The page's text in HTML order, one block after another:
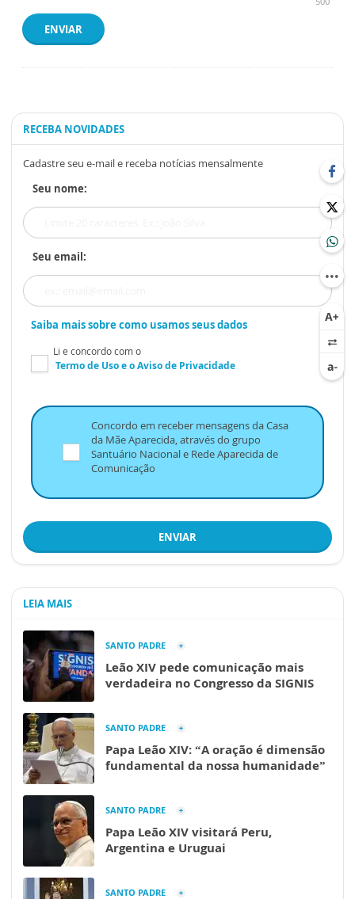
ENVIAR
RECEBA NOVIDADES
Cadastre seu e-mail e receba notícias mensalmente
Seu nome:
Seu email:
Saiba mais sobre como usamos seus dados
Li e concordo com o
Termo de Usoe oAviso de Privacidade
Concordo em receber mensagens da Casa
da Mãe Aparecida, através do grupo
Santuário Nacional e Rede Aparecida de
Comunicação
ENVIAR
LEIA MAIS
SANTO PADRE
Leão XIV pede comunicação mais
verdadeira no Congresso da SIGNIS
SANTO PADRE
Papa Leão XIV: “A oração é dimensão
fundamental da nossa humanidade”
SANTO PADRE
Papa Leão XIV visitará Peru,
Argentina e Uruguai
SANTO PADRE